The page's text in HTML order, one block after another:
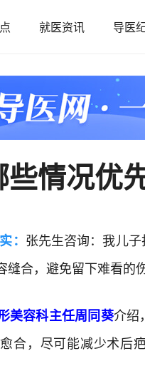
就医资讯 导医
情况优
： 张先生咨询：我儿
合，避免留下难看的
美容科主任周同葵介绍
合，尽可能减少术后